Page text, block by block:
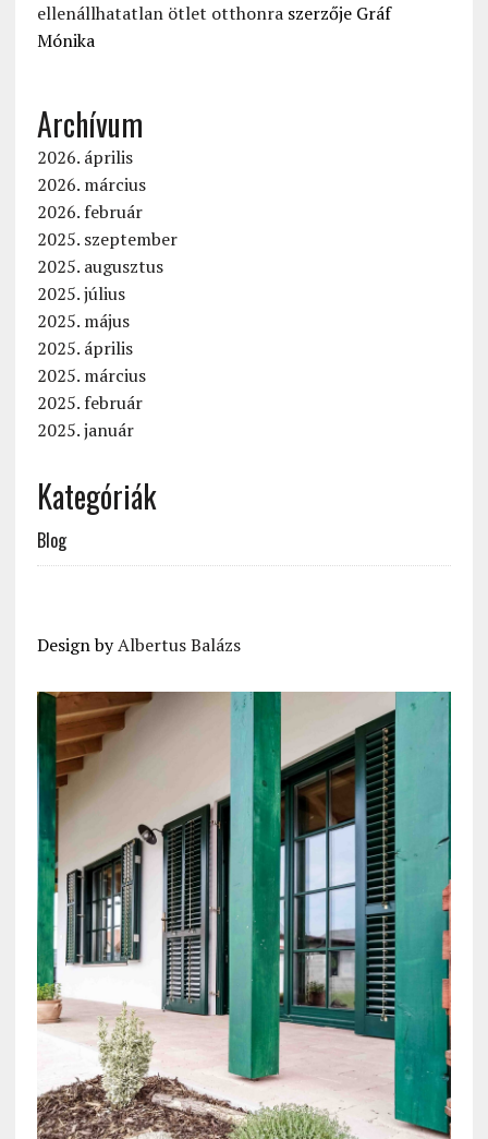
ellenállhatatlan ötlet otthonraszerzője Gráf
Mónika
Archívum
2026. április
2026. március
2026. február
2025. szeptember
2025. augusztus
2025. július
2025. május
2025. április
2025. március
2025. február
2025. január
Kategóriák
Blog
Design byAlbertus Balázs